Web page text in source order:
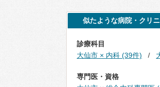
似たような病院・クリ
診療科目
大仙市 × 内科 (39件)
専門医・資格